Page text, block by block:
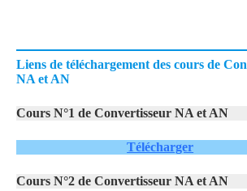
Liens de téléchargement des cours de
NA et AN
Cours N°1 de Convertisseur NA et AN
Télécharger
Cours N°2 de Convertisseur NA et AN